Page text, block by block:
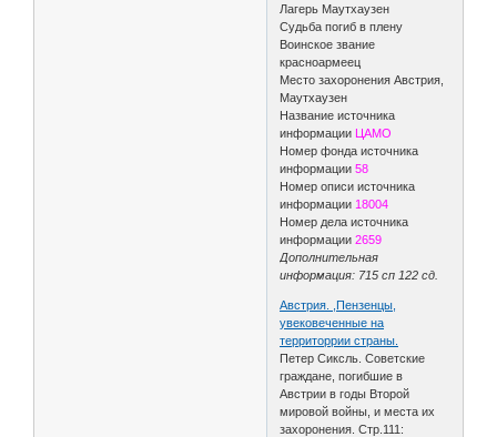
Лагерь Маутхаузен
Судьба погиб в плену
Воинское звание
красноармеец
Место захоронения Австрия,
Маутхаузен
Название источника
информации ЦАМО
Номер фонда источника
информации58
Номер описи источника
информации 18004
Номер дела источника
информации2659
Дополнительная
информация: 715 сп 122 сд.
Австрия. ,Пензенцы,
увековеченные на
территоррии страны.
Петер Сиксль. Советские
граждане, погибшие в
Австрии в годы Второй
мировой войны, и места их
захоронения. Стр.111: